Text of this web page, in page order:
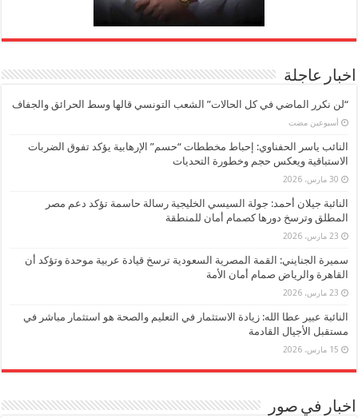
اخبار عاجلة
“لن نكرر الماضي في كل الحالات” الشعب التونسي قالها وسط الحرائق والجفاف
‏أسبوعين مضت
النائب ياسر الحفناوي: إحباط مخططات “حسم” الإرهابية يؤكد تفوق الضربات
الاستباقية ويعكس حجم وخطورة التحديات
30 مارس، 2026
النائبة جيلان أحمد: جولة السيسي الخليجية رسالة حاسمة تؤكد دعم مصر
المطلق وترسخ دورها كصمام أمان للمنطقة
23 مارس، 2026
سميرة الجنايني: القمة المصرية السعودية ترسخ قيادة عربية موحدة وتؤكد أن
القاهرة والرياض صمام أمان الأمة
23 مارس، 2026
النائبة عبير عطا الله: زيادة الاستثمار في التعليم والصحة هو استثمار مباشر في
مستقبل الأجيال القادمة
15 مارس، 2026
اخبار في صور